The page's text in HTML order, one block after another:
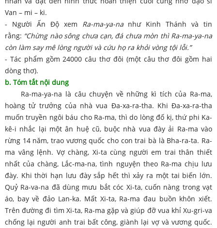
Van – mi – ki.
- Người Ấn Độ xem Ra-ma-ya-nanhư Kinh Thánh và tin
rằng: “Chừng nào sông chưa cạn, đá chưa mòn thì Ra-ma-ya-na
còn làm say mê lòng người và cứu họ ra khỏi vòng tội lỗi.”
- Tác phẩm gồm 24000 câu thơ đôi (một câu thơ đôi gồm hai
dòng thơ).
b. Tóm tắt nội dung
Ra-ma-ya-na là câu chuyện về những kì tích của Ra-ma,
hoàng tử trưởng của nhà vua Đa-xa-ra-tha. Khi Đa-xa-ra-tha
muốn truyền ngôi báu cho Ra-ma, thì do lòng đố kị, thứ phi Ka-
kê-i nhắc lại một ân huệ cũ, buộc nhà vua đày ải Ra-ma vào
rừng 14 năm, trao vương quốc cho con trai bà là Bha-ra-ta. Ra-
ma vâng lệnh. Vợ chàng, Xi-ta cùng người em trai thân thiết
nhất của chàng, Lắc-ma-na, tình nguyện theo Ra-ma chịu lưu
đày. Khi thời hạn lưu đày sắp hết thì xảy ra một tai biến lớn.
Quỷ Ra-va-na đã dùng mưu bắt cóc Xi-ta, cuốn nàng trong vạt
áo, bay về đảo Lan-ka. Mất Xi-ta, Ra-ma đau buồn khôn xiết.
Trên đường đi tìm Xi-ta, Ra-ma gặp và giúp đỡ vua khỉ Xu-gri-va
chống lại người anh trai bất công, giành lại vợ và vương quốc.